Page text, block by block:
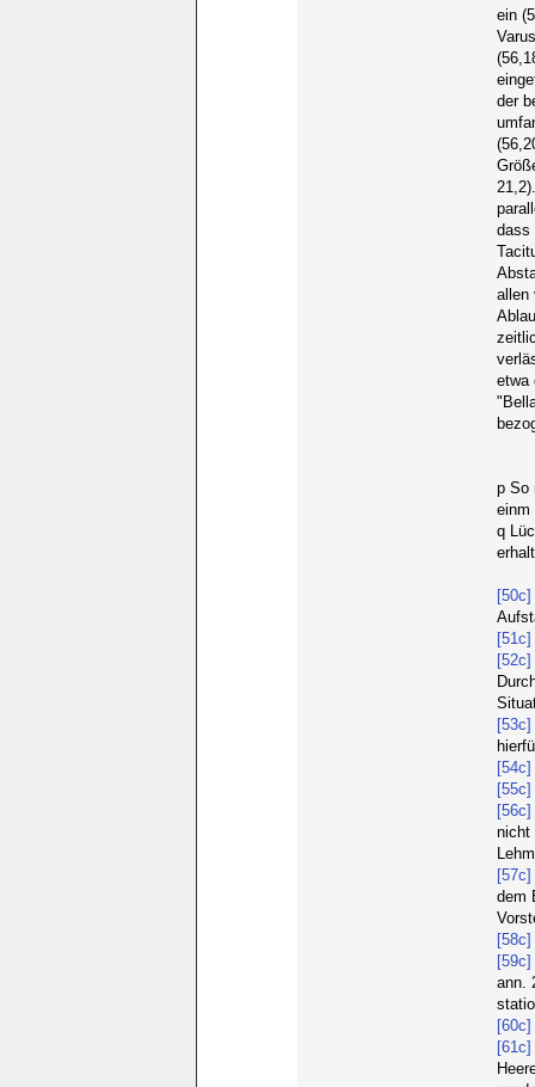
ein
der
dass
allen
etwa
p So
einm
q
[50c]
[51c]
[52c]
[53c]
[54c]
[55c]
[56c]
nicht
[57c]
dem
[58c]
[59c]
ann.
[60c]
[61c]